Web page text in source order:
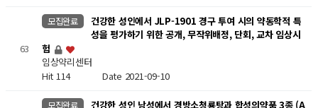
63
모집완료
건강한 성인에서 JLP-1901 경구 투여 시의 약동학적 특
성을 평가하기 위한 공개, 무작위배정, 단회, 교차 임상시
험
임상약리센터
Hit 114Date 2021-09-10
모집완료
건강한 성인 남성에서 경방소청룡탕과 합성의약품 3종 (A